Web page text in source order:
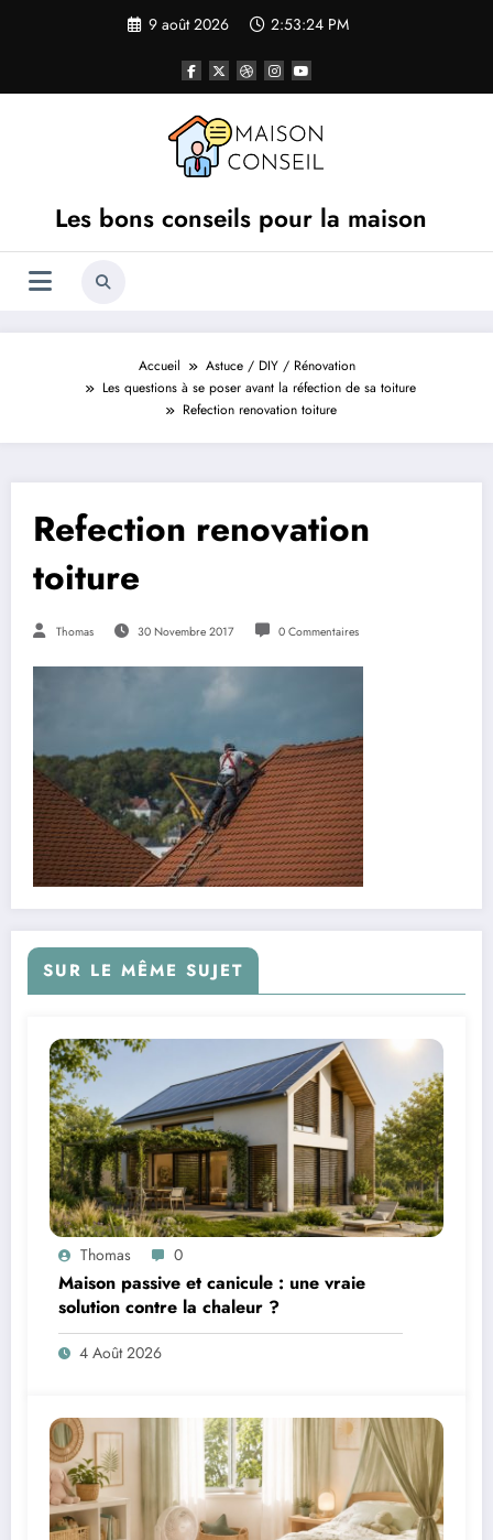
9 août 2026 2:53:24 PM
Les bons conseils pour la maison
Accueil
Astuce / DIY / Rénovation
Les questions à se poser avant la réfection de sa toiture
Refection renovation toiture
Refection renovation
toiture
Thomas 30 Novembre 2017 0 Commentaires
SUR LE MÊME SUJET
Thomas 0
Maison passive et canicule : une vraie
solution contre la chaleur ?
4 Août 2026